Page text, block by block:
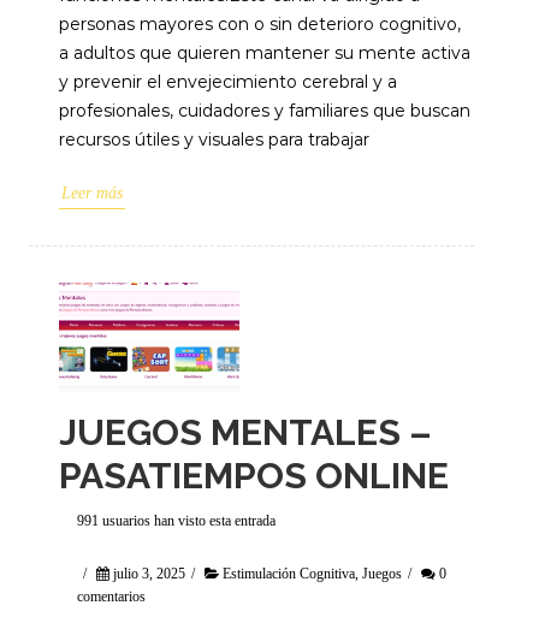
personas mayores con o sin deterioro cognitivo,
a adultos que quieren mantener su mente activa
y prevenir el envejecimiento cerebral y a
profesionales, cuidadores y familiares que buscan
recursos útiles y visuales para trabajar
Leer más
JUEGOS MENTALES –
PASATIEMPOS ONLINE
991 usuarios han visto esta entrada
/ julio 3, 2025 / Estimulación Cognitiva Juegos /
0
comentarios